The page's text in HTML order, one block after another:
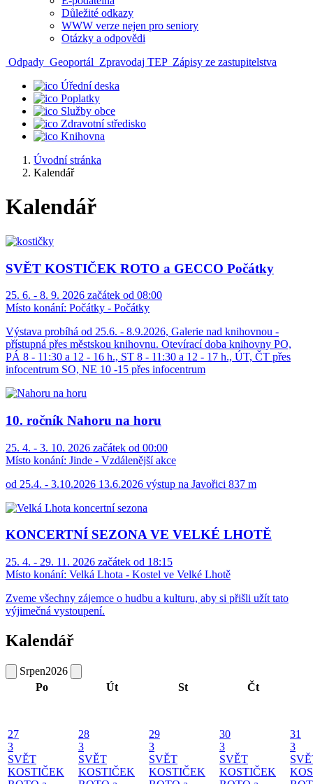
Důležité odkazy
WWW verze nejen pro seniory
Otázky a odpovědi
Odpady Geoportál Zpravodaj TEP Zápisy ze zastupitelstva
Úřední deska
Poplatky
Služby obce
Zdravotní středisko
Knihovna
Úvodní stránka
Kalendář
Kalendář
SVĚT KOSTIČEK ROTO a GECCO Počátky
25. 6. - 8. 9. 2026 začátek od 08:00
Místo konání: Počátky - Počátky
Výstava probíhá od 25.6. - 8.9.2026, Galerie nad knihovnou -
přístupná přes městskou knihovnu. Otevírací doba knihovny PO,
PÁ 8 - 11:30 a 12 - 16 h., ST 8 - 11:30 a 12 - 17 h., ÚT, ČT přes
infocentrum SO, NE 10 -15 přes infocentrum
10. ročník Nahoru na horu
25. 4. - 3. 10. 2026 začátek od 00:00
Místo konání: Jinde - Vzdálenější akce
od 25.4. - 3.10.2026 13.6.2026 výstup na Javořici 837 m
KONCERTNÍ SEZONA VE VELKÉ LHOTĚ
25. 4. - 29. 11. 2026 začátek od 18:15
Místo konání: Velká Lhota - Kostel ve Velké Lhotě
Zveme všechny zájemce o hudbu a kulturu, aby si přišli užít tato
výjimečná vystoupení.
Kalendář
Srpen2026
Po
Út St Čt
27
3
SVĚT
KOSTIČEK
28
3
SVĚT
KOSTIČEK
29
3
SVĚT
KOSTIČEK
30
3
SVĚT
KOSTIČEK
31
3